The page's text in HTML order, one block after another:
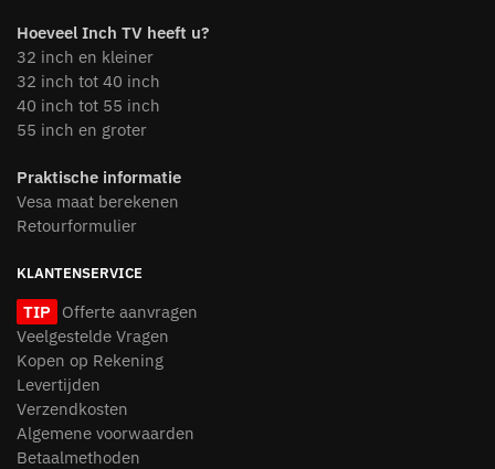
Hoeveel Inch TV heeft u?
32 inch en kleiner
32 inch tot 40 inch
40 inch tot 55 inch
55 inch en groter
Praktische informatie
Vesa maat berekenen
Retourformulier
KLANTENSERVICE
TIP
Offerte aanvragen
Veelgestelde Vragen
Kopen op Rekening
Levertijden
Verzendkosten
Algemene voorwaarden
Betaalmethoden